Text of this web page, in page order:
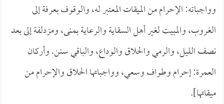
وواجباته: الإحرام من الميقات المعتبر له، والوقوف بعرفة إلى
الغروب، والمبيت لغير أهل السقاية والرعاية بمنى، ومزدلفة إلى بعد
نصف الليل، والرمي والحلاق والوداع، والباقي سنن. وأركان
العمرة: إحرام وطواف وسعي، وواجباتها الحلاق والإحرام من
ميقاتها].